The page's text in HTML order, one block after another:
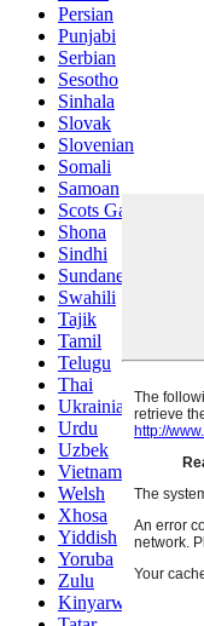
Persian
Punjabi
Serbian
Sesotho
Sinhala
Slovak
Slovenian
Somali
Samoan
Scots Gaelic
Shona
Sindhi
Sundanese
Swahili
Tajik
Tamil
Telugu
Thai
Ukrainian
Urdu
Uzbek
Vietnamese
Welsh
Xhosa
Yiddish
Yoruba
Zulu
Kinyarwanda